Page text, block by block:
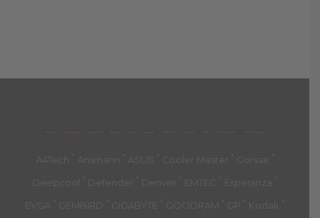
Facebook კომენტარები
მთავარი კალათა
A4Tech ' Ansmann ' ASUS ' Cooler Master ' Corsair '
Deepcool ' Defender ' Denver ' EMTEC ' Esperanza '
EVGA ' GEMBIRD ' GIGABYTE ' GOODRAM ' GP ' Kodak '